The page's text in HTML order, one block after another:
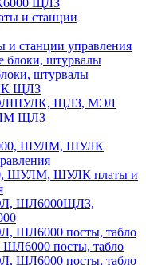
ЩЛЗ
станции управления
штурвалы
ЩЛЗ
ШУЛК, ЩЛЗ, МЭЛ
ЩЛЗ
ШУЛМ, ШУЛК платы и
ЩЛЗ,
посты, табло